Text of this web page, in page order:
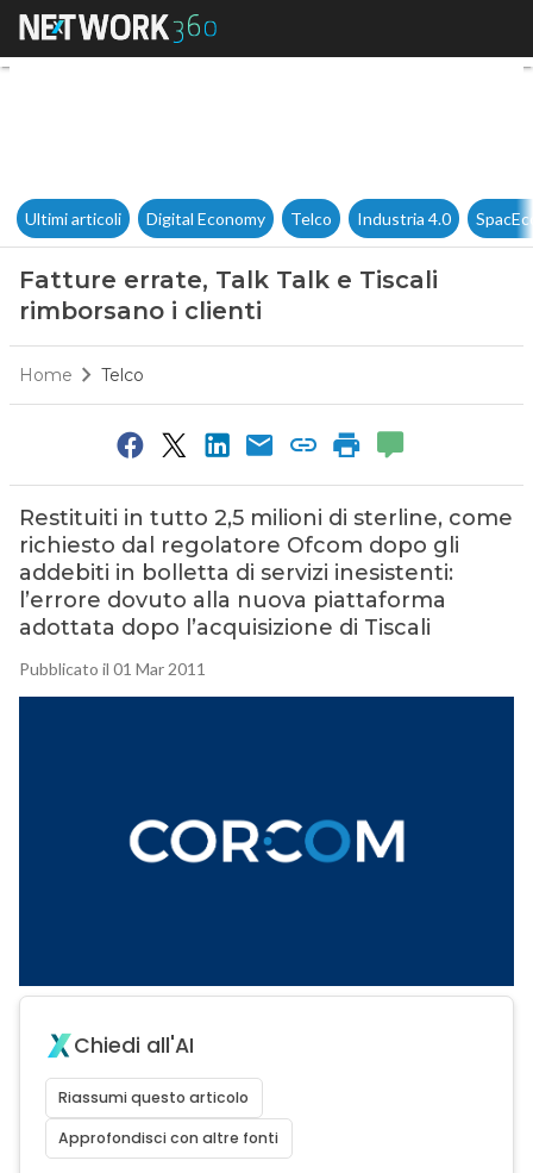
Fatture errate, Talk Talk e
Ultimi articoli Digital Economy Telco Industria 4.0
Fatture errate, Talk Talk e Tiscali
rimborsano i clienti
Home Telco
Restituiti in tutto 2,5 milioni di sterline, come
richiesto dal regolatore Ofcom dopo gli
addebiti in bolletta di servizi inesistenti:
l’errore dovuto alla nuova piattaforma
adottata dopo l’acquisizione di Tiscali
Pubblicato il 01 Mar 2011
Chiedi all'AI
Riassumi questo articolo
Approfondisci con altre fonti